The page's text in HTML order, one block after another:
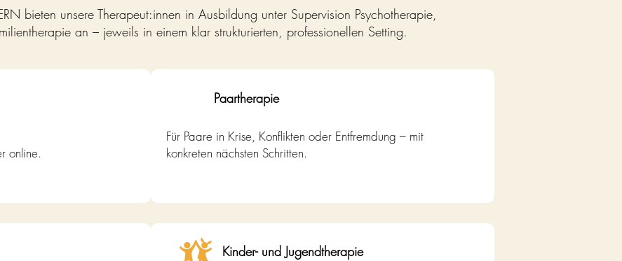
bieten unsere Therapeut:innen in Ausbildung unter Supervision Psychotherapie,
an – jeweils in einem klar strukturierten, professionellen Setting.
online.
Paartherapie
Für Paare in Krise, Konflikten oder Entfremdung – mit
konkreten nächsten Schritten.
Kinder- und Jugendtherapie